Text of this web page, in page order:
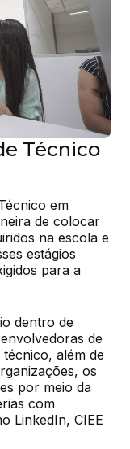
Técnico
em
de colocar
na escola e
estágios
para a
dentro de
de
além de
os
por meio da
com
LinkedIn, CIEE